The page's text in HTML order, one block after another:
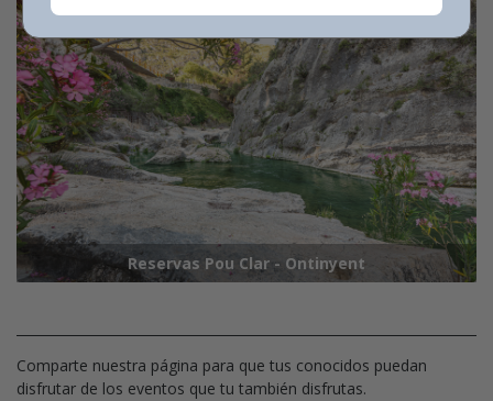
Reservas Pou Clar - Ontinyent
Comparte nuestra página para que tus conocidos puedan
disfrutar de los eventos que tu también disfrutas.